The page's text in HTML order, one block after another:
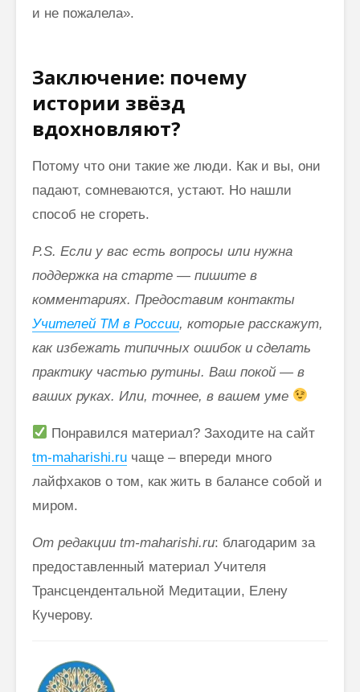
и не пожалела».
Заключение: почему
истории звёзд
вдохновляют?
Потому что они такие же люди. Как и вы, они
падают, сомневаются, устают. Но нашли
способ не сгореть.
P.S. Если у вас есть вопросы или нужна
поддержка на старте — пишите в
комментариях. Предоставим контакты
Учителей ТМ в России, которые расскажут,
как избежать типичных ошибок и сделать
практику частью рутины. Ваш покой — в
ваших руках. Или, точнее, в вашем уме
Понравился материал? Заходите на сайт
tm-maharishi.ru чаще – впереди много
лайфхаков о том, как жить в балансе собой и
миром.
От редакции tm-maharishi.ru: благодарим за
предоставленный материал Учителя
Трансцендентальной Медитации, Елену
Кучерову.